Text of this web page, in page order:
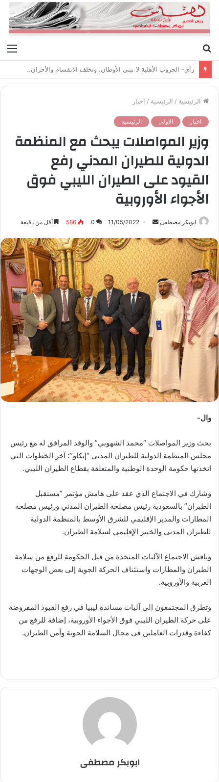
عن
رأي- الحروب الأهلية لا تبني الأوطان. وتخلف الانقسام والأحزان..
الرئيسية / الرئيسية / اخبار
اخبار الاولى الرئيسية
وزير المواصلات يبحث مع المنظمة
الدولية للطيران المدني رفع
القيود على الطيران الليبي فوق
الأجواء الأوروبية
ابوبكر مصطفى
س
ل
ب
ر
ي
د
ا
ل
ك
ر
و
ن
11/05/2022
0
586 أقل من دقيقة
وال-
بحث وزير المواصلات “محمد الشهوبي” والوفد المرافق له مع رئيس
مجلس المنظمة الدولية للطيران المدني “إيكاو”؛ آخر الخطوات التي
اتخذتها حكومة الوحدة الوطنية والمتعلقة بقطاع الطيران الليبي.
وشارك في الاجتماع الذي عقد على هامش مؤتمر “مستقبل
الطيران” بالسعودية رئيس مصلحة الطيران المدني ورئيس مصلحة
المطارات والمدير الإقليمي للشرق الأوسط بالمنظمة الدولية
للطيران المدني والخبير الإقليمي لسلامة الطيران.
وناقش الاجتماع الآليات المتخذة من قبل الحكومة للرفع من سلامة
الطيران والمطارات واستئناف الحركة الجوية إلى بعض الوجهات
العربية والأوروبية.
وتطرق المجتمعون إلى آليات مساندة ليبيا في رفع القيود المفروضة
على حركة الطيران الليبي فوق الأجواء الأوروبية، إضافة للرفع من
كفاءة وقدرات العاملين في مجال السلامة الجوية وأمن الطيران.
ابوبكر مصطفى